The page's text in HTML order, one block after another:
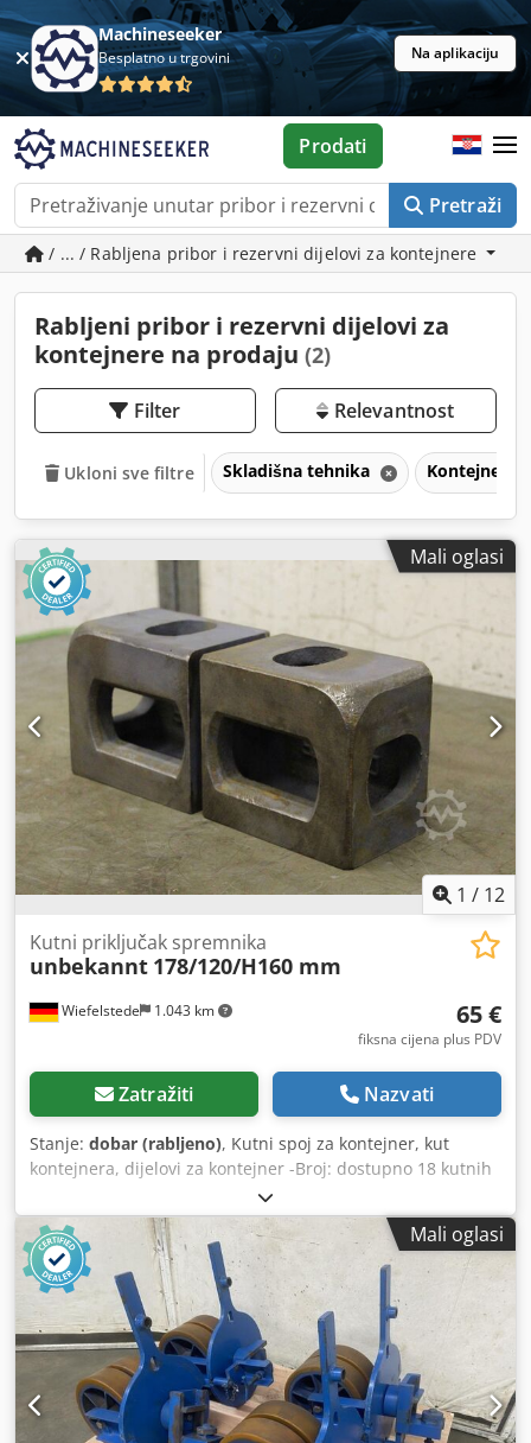
Machineseeker
Besplatno u trgovini Na aplikaciju
Pretraži
Prodati
/ ... / Rabljena pribor i rezervni dijelovi za kontejnere
Rabljeni pribor i rezervni dijelovi za
kontejnere na prodaju (2)
Filter Relevantnost
Ukloni sve filtre Skladišna tehnika Kontejneri i
Mali oglasi
1 / 12
Wiefelstede 1.043 km
Kutni priključak spremnika
unbekannt 178/120/H160 mm
65 €
fiksna cijena plus PDV
Zatražiti Nazvati
Stanje: dobar (rabljeno), Kutni spoj za kontejner, kut
kontejnera, dijelovi za kontejner -Broj: dostupno 18 kutnih
spojnica -Cijena: po komadu -Oznakа odlivka: DL TR DL BR
Dodpfx Akeg A U Rasijck -Visina: 160 mm -Dimenzije
pojedinačnog spoja: 178/120/V160 mm -Težina: 11
kg/komad
Mali oglasi